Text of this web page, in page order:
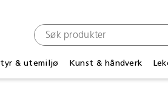
& utemiljø Kunst & håndverk